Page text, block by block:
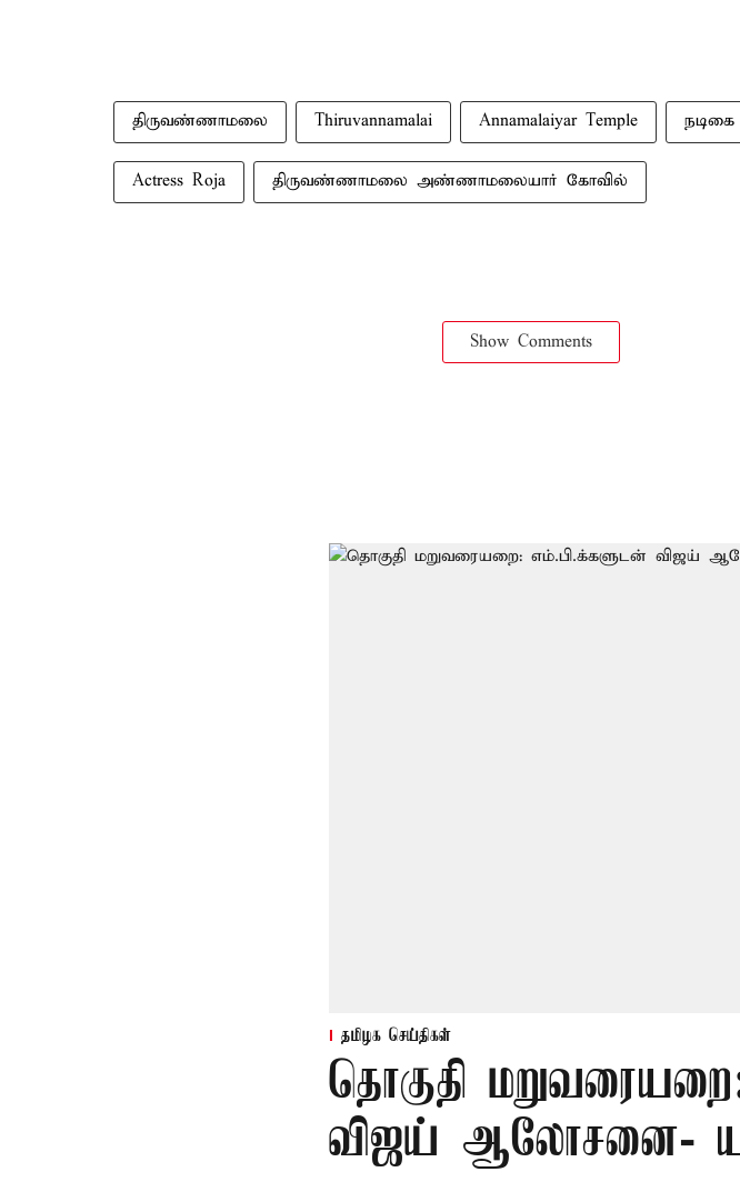
திருவண்ணாமலை Thiruvannamalai Annamalaiyar Temple
Actress Roja திருவண்ணாமலை அண்ணாமலையார் கோவில்
Show Comments
தமிழக செய்திகள்
தொகுதி
விஜய் ஆலோசனை-